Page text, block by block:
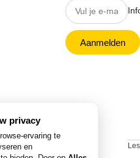
Aanmelden
privacy
ervaring te
en